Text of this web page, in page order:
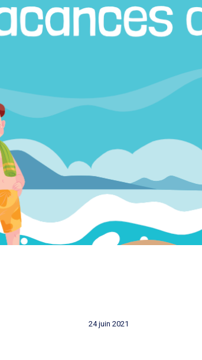
24 juin 2021